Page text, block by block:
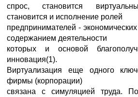
спрос, становится
становится и исполнение ролей
предпринимателей -
содержанием деятельности
которых и основой
инновация(1).
Виртуализация еще одного
фирмы (корпорации)
связана с симуляцией труда.